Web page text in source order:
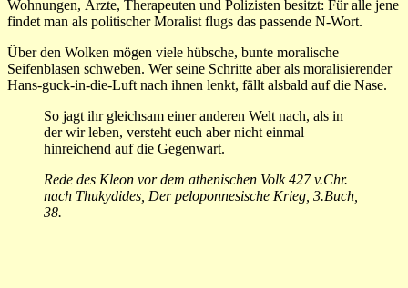
Wohnungen, Ärzte, Therapeuten und Polizisten besitzt: Für alle jene
findet man als politischer Moralist flugs das passende N-Wort.
Über den Wolken mögen viele hübsche, bunte moralische
Seifenblasen schweben. Wer seine Schritte aber als moralisierender
Hans-guck-in-die-Luft nach ihnen lenkt, fällt alsbald auf die Nase.
So jagt ihr gleichsam einer anderen Welt nach, als in
der wir leben, versteht euch aber nicht einmal
hinreichend auf die Gegenwart.
Rede des Kleon vor dem athenischen Volk 427 v.Chr.
nach Thukydides, Der peloponnesische Krieg, 3.Buch,
38.